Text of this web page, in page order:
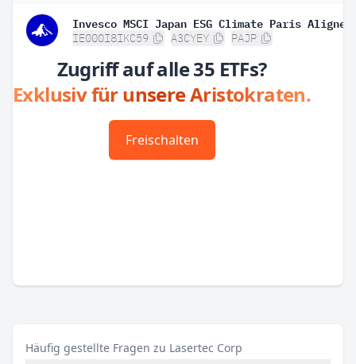
IE000I8IKC59 A3CYEY PAJP
Zugriff auf alle 35 ETFs?
Exklusiv für unsere Aristokraten.
Freischalten
Häufig gestellte Fragen zu Lasertec Corp